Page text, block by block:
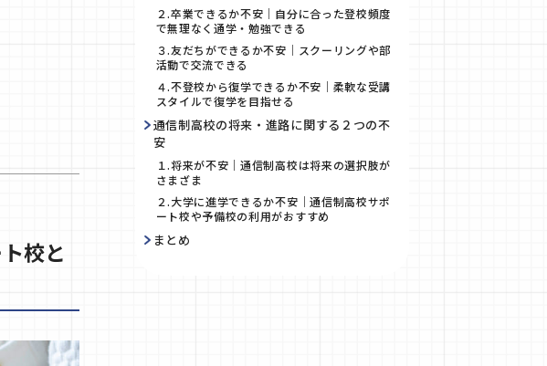
校と
２.卒業できるか不安｜自分に合った登校頻度
で無理なく通学・勉強できる
３.友だちができるか不安｜スクーリングや部
活動で交流できる
４.不登校から復学できるか不安｜柔軟な受講
スタイルで復学を目指せる
通信制高校の将来・進路に関する２つの不
安
１.将来が不安｜通信制高校は将来の選択肢が
さまざま
２.大学に進学できるか不安｜通信制高校サポ
ート校や予備校の利用がおすすめ
まとめ